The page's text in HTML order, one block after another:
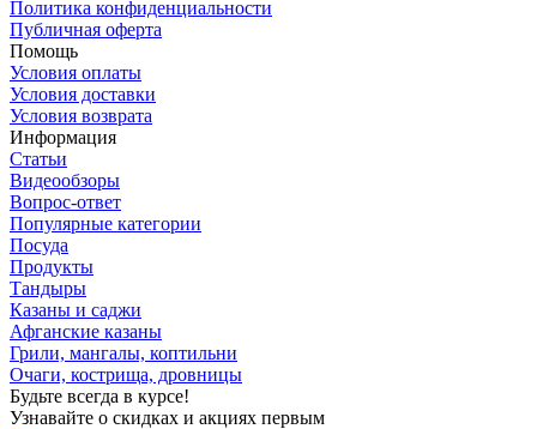
Политика конфиденциальности
Публичная оферта
Помощь
Условия оплаты
Условия доставки
Условия возврата
Информация
Статьи
Видеообзоры
Вопрос-ответ
Популярные категории
Посуда
Продукты
Тандыры
Казаны и саджи
Афганские казаны
Грили, мангалы, коптильни
Очаги, кострища, дровницы
Будьте всегда в курсе!
Узнавайте о скидках и акциях первым